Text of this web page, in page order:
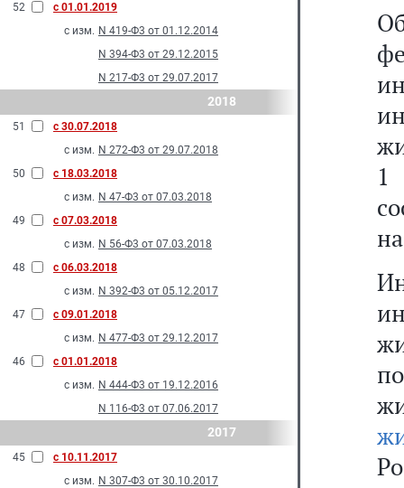
52
с 01.01.2019
с изм. N 419-Ф3 от 01.12.2014
N 394-Ф3 от 29.12.2015
N 217-Ф3 от 29.07.2017
2018
51
с 30.07.2018
с изм. N 272-Ф3 от 29.07.2018
50
с 18.03.2018
с изм. N 47-Ф3 от 07.03.2018
49
с 07.03.2018
с изм. N 56-Ф3 от 07.03.2018
48
с 06.03.2018
с изм. N 392-Ф3 от 05.12.2017
47
с 09.01.2018
с изм. N 477-Ф3 от 29.12.2017
46
с 01.01.2018
с изм. N 444-Ф3 от 19.12.2016
N 116-Ф3 от 07.06.2017
2017
45
с 10.11.2017
с изм. N 307-Ф3 от 30.10.2017
1